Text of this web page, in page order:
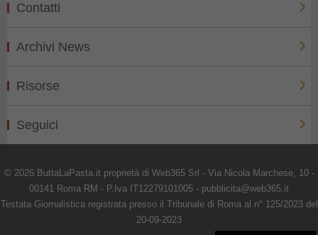
Contatti
Archivi News
Risorse
Seguici
© 2026 ButtaLaPasta.it proprietà di Web365 Srl - Via Nicola Marchese, 10 -
00141 Roma RM - P.Iva IT12279101005 - pubblicita@web365.it
Testata Giornalistica registrata presso il Tribunale di Roma al n° 125/2023 del
20-09-2023